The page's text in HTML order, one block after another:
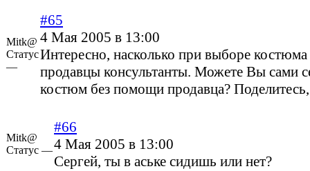
Mitk@
Статус
—
#65
4 Мая 2005 в 13:00
Интересно, насколько при выборе
продавцы консультанты. Можете Вы сами
костюм без помощи продавца?
Mitk@
Статус —
#66
4 Мая 2005 в 13:00
Сергей, ты в аське сидишь или нет?